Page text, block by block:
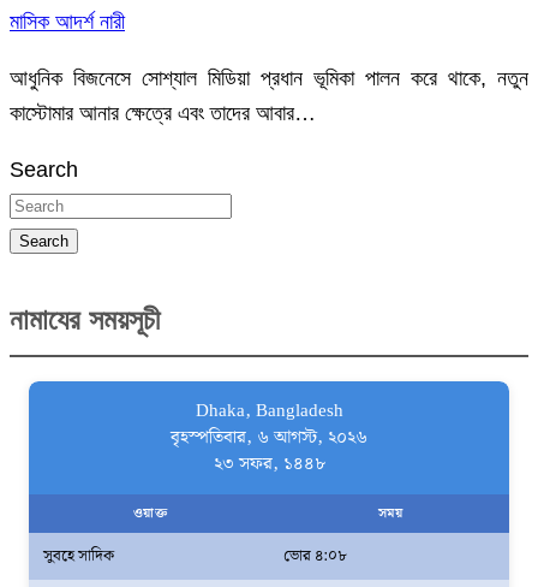
মাসিক আদর্শ নারী
আধুনিক বিজনেসে সোশ্যাল মিডিয়া প্রধান ভূমিকা পালন করে থাকে, নতুন
কাস্টোমার আনার ক্ষেত্রে এবং তাদের আবার…
Search
Search
নামাযের সময়সূচী
Dhaka, Bangladesh
বৃহস্পতিবার, ৬ আগস্ট, ২০২৬
২৩ সফর, ১৪৪৮
ওয়াক্ত সময়
সুবহে সাদিক
ভোর ৪:০৮